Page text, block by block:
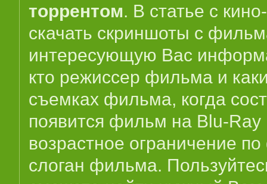
торрентом. В статье с
скачать скриншоты с
интересующую Вас
кто режиссер фильма и
съемках фильма, когда
появится фильм на Blu-Ray
возрастное ограничение
слоган фильма.